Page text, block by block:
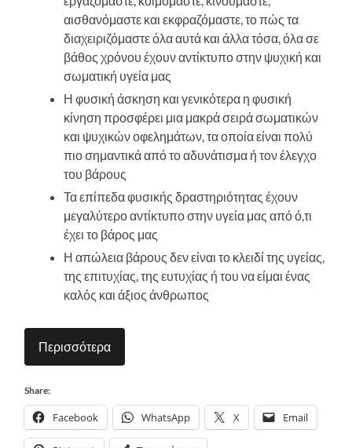
αισθανόμαστε και εκφραζόμαστε, το πώς τα
διαχειριζόμαστε όλα αυτά και άλλα τόσα, όλα σε
βάθος χρόνου έχουν αντίκτυπο στην ψυχική και
σωματική υγεία μας
Η φυσική άσκηση και γενικότερα η φυσική
κίνηση προσφέρει μια μακρά σειρά σωματικών
και ψυχικών οφελημάτων, τα οποία είναι πολύ
πιο σημαντικά από το αδυνάτισμα ή τον έλεγχο
του βάρους
Τα επίπεδα φυσικής δραστηριότητας έχουν
μεγαλύτερο αντίκτυπο στην υγεία μας από ό,τι
έχει το βάρος μας
Η απώλεια βάρους δεν είναι το κλειδί της υγείας,
της επιτυχίας, της ευτυχίας ή του να είμαι ένας
καλός και άξιος άνθρωπος
Περισσότερα
Share:
Facebook WhatsApp X Email